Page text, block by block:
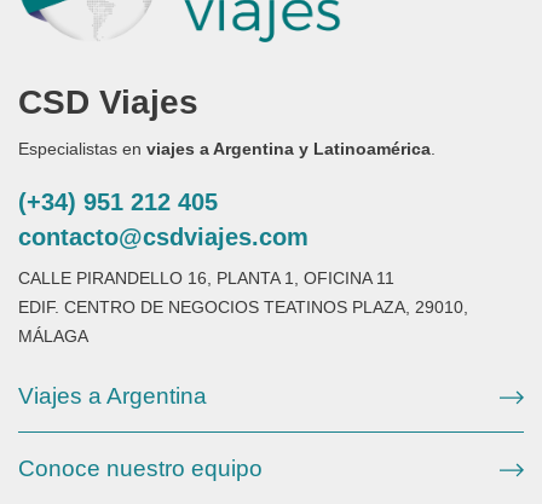
CSD Viajes
Especialistas en viajes a Argentina y Latinoamérica
(+34) 951 212 405
contacto@csdviajes.com
CALLE PIRANDELLO 16, PLANTA 1, OFICINA 11
EDIF. CENTRO DE NEGOCIOS TEATINOS PLAZA, 29010,
MÁLAGA
Viajes a Argentina
Conoce nuestro equipo